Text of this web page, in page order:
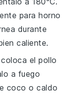
para horno
durante
caliente.
coloca elpollo
a fuego
coco ocaldo